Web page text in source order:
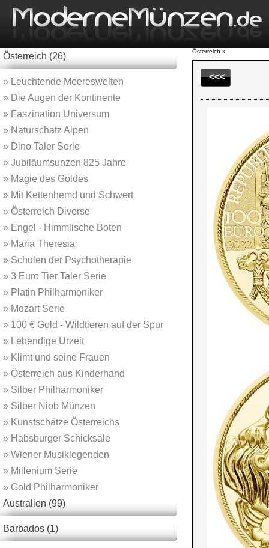
Österreich (26)
» Leuchtende Meereswelten
» Die Augen der Kontinente
» Faszination Universum
» Naturschatz Alpen
» Dino Taler Serie
» Jubiläumsunzen 825 Jahre
» Magie des Goldes
» Mit Kettenhemd und Schwert
» Österreich Diverse
» Engel - Himmlische Boten
» Maria Theresia
» Schulen der Psychotherapie
» 3 Euro Tier Taler Serie
» Platin Philharmoniker
» Mozart Serie
» 100 € Gold - Wildtieren auf der Spur
» Lebendige Urzeit
» Klimt und seine Frauen
» Österreich aus Kinderhand
» Silber Philharmoniker
» Silber Niob Münzen
» Kunstschätze Österreichs
» Habsburger Schicksale
» Wiener Musiklegenden
» Millenium Serie
» Gold Philharmoniker
Australien (99)
Barbados (1)
Österreich »
<<<